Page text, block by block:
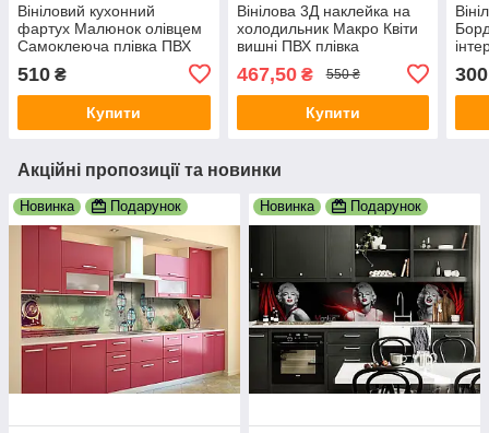
Вініловий кухонний
фартух Малюнок олівцем
Самоклеюча плівка ПВХ
600х2000 мм
510 ₴
Купити
Вінілова 3Д наклейка на
холодильник Макро Квіти
вишні ПВХ плівка
Бежевий 650х2000 мм
467,50₴ 550 ₴
Купити
300
Акційні пропозиції та новинки
Новинка Подарунок Новинка Подарунок